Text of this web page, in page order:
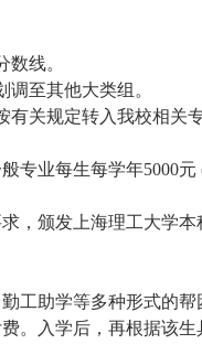
线。
至其他大类组。
关规定转入我校相关
专业每生每学年5000
，颁发上海理工大学本
工助学等多种形式的帮
。入学后，再根据该